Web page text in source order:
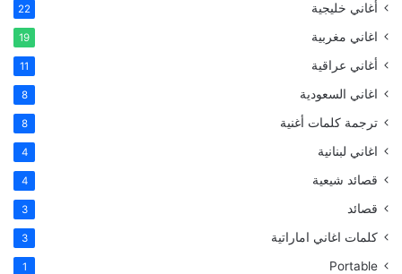
أغاني خليجية 22
اغاني مغربية 19
أغاني عراقية 11
اغاني السعودية 8
ترجمة كلمات أغنية 8
اغاني لبنانية 4
قصائد شيعية 4
قصائد 3
كلمات اغاني اماراتية 3
Portable
1